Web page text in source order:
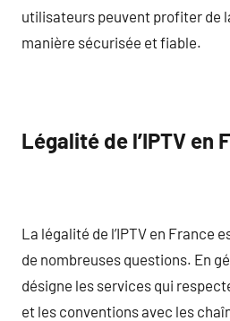
utilisateurs peuvent profiter de
manière sécurisée et fiable.
Légalité de l’IPTV en
La légalité de l’IPTV en France
de nombreuses questions. En
désigne les services qui
et les conventions avec les